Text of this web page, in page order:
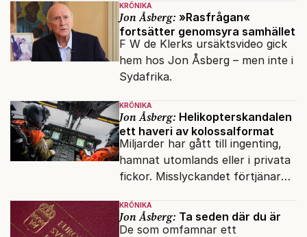
KRÖNIKA
Jon Åsberg: »Rasfrågan«
fortsätter genomsyra samhället
F W de Klerks ursäktsvideo gick
hem hos Jon Åsberg – men inte i
Sydafrika.
KRÖNIKA
Jon Åsberg: Helikopterskandalen
ett haveri av kolossalformat
Miljarder har gått till ingenting,
hamnat utomlands eller i privata
fickor. Misslyckandet förtjänar
KRÖNIKA
Jon Åsberg: Ta seden där du är
De som omfamnar ett